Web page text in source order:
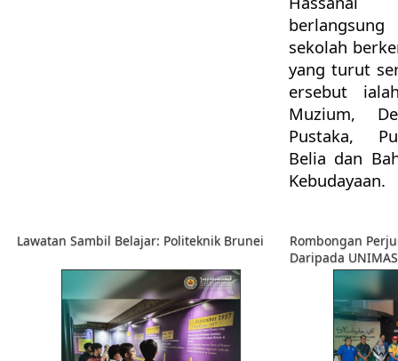
sekolah
yang turut
ersebut
Muzium,
Pustaka,
Belia dan
Kebudayaan.
Lawatan Sambil Belajar: Politeknik Brunei
Rombongan
Daripada